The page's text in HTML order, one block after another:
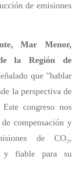
de emisiones
Mar Menor,
la Región de
que "hablar
la perspectiva de
congreso nos
compensación y
de CO₂,
y fiable para su